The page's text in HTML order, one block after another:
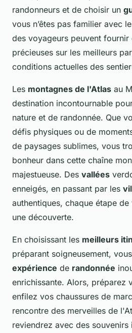
randonneurs et de choisir un
vous n’êtes pas familier avec
des voyageurs peuvent
précieuses sur les meilleurs
conditions actuelles des
Les montagnes de l'Atlas au
destination incontournable
nature et de randonnée. Que
défis physiques ou de
de paysages sublimes, vous
bonheur dans cette chaîne
majestueuse. Des vallées
enneigés, en passant par les
authentiques, chaque étape de
une découverte.
En choisissant les meilleurs
préparant soigneusement,
expérience de randonnée
enrichissante. Alors, préparez
enfilez vos chaussures de
rencontre des merveilles de
reviendrez avec des souvenirs